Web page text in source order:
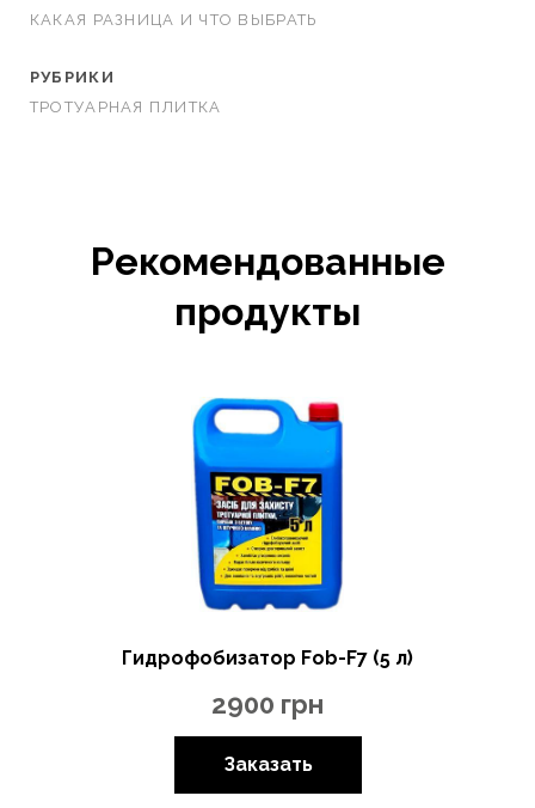
КАКАЯ РАЗНИЦА И ЧТО ВЫБРАТЬ
РУБРИКИ
ТРОТУАРНАЯ ПЛИТКА
Рекомендованные
продукты
Гидрофобизатор Fob-F7 (5 л)
2900 грн
Заказать